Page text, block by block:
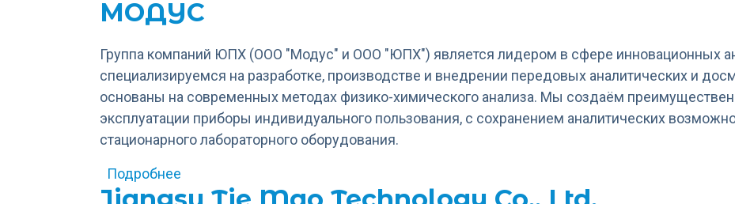
МОДУС
Группа компаний ЮПХ (ООО "Модус" и ООО "ЮПХ") является лидером в сфере инновационных
специализируемся на разработке, производстве и внедрении передовых аналитических и
основаны на современных методах физико-химического анализа. Мы создаём
эксплуатации приборы индивидуального пользования, с сохранением аналитических
стационарного лабораторного оборудования.
Подробнее